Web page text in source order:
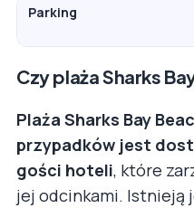
Parking
Czy plaża Sharks
Plaża Sharks Bay
przypadków jest
gości hoteli, które
jej odcinkami. Istnieją